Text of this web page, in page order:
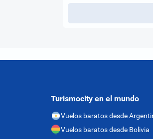
Turismocity en el mundo
Vuelos baratos desde
Vuelos baratos desde Bolivia